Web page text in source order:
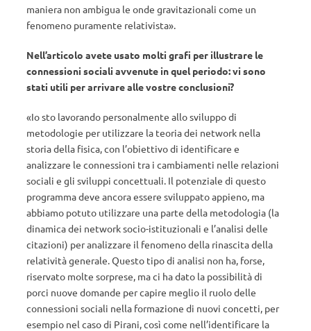
maniera non ambigua le onde gravitazionali come un
fenomeno puramente relativista».
Nell’articolo avete usato molti grafi per illustrare le
connessioni sociali avvenute in quel periodo: vi sono
stati utili per arrivare alle vostre conclusioni?
«Io sto lavorando personalmente allo sviluppo di
metodologie per utilizzare la teoria dei network nella
storia della fisica, con l’obiettivo di identificare e
analizzare le connessioni tra i cambiamenti nelle relazioni
sociali e gli sviluppi concettuali. Il potenziale di questo
programma deve ancora essere sviluppato appieno, ma
abbiamo potuto utilizzare una parte della metodologia (la
dinamica dei network socio-istituzionali e l’analisi delle
citazioni) per analizzare il fenomeno della rinascita della
relatività generale. Questo tipo di analisi non ha, forse,
riservato molte sorprese, ma ci ha dato la possibilità di
porci nuove domande per capire meglio il ruolo delle
connessioni sociali nella formazione di nuovi concetti, per
esempio nel caso di Pirani, così come nell’identificare la